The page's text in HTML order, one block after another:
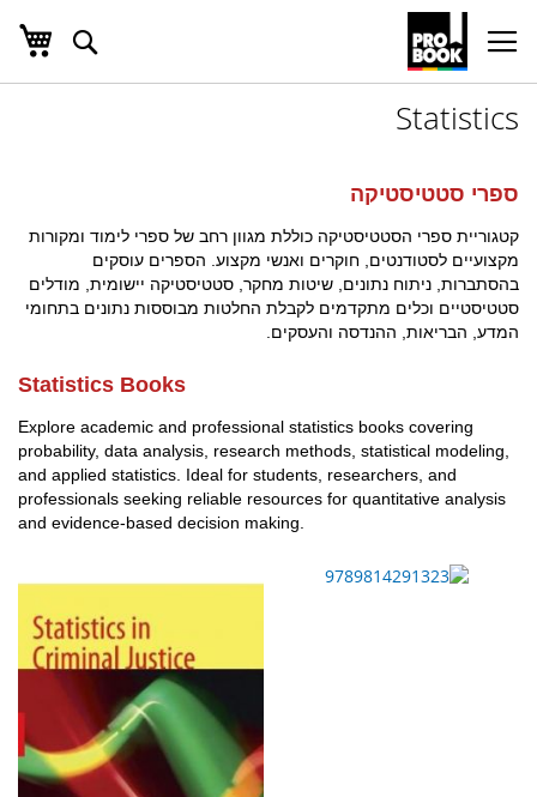
Skip
חפש
Statistics
ספרי סטטיסטיקה
קטגוריית ספרי הסטטיסטיקה כוללת מגוון רחב של ספרי לימוד ומקורות
מקצועיים לסטודנטים, חוקרים ואנשי מקצוע. הספרים עוסקים
בהסתברות, ניתוח נתונים, שיטות מחקר, סטטיסטיקה יישומית, מודלים
סטטיסטיים וכלים מתקדמים לקבלת החלטות מבוססות נתונים בתחומי
המדע, הבריאות, ההנדסה והעסקים.
Statistics Books
Explore academic and professional statistics books covering
probability, data analysis, research methods, statistical modeling,
and applied statistics. Ideal for students, researchers, and
professionals seeking reliable resources for quantitative analysis
and evidence-based decision making.